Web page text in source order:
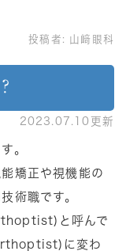
投稿者: 山﨑眼科
2023.07.10更新
。
矯正や視機能の
術職です。
と呼んで
に変わ